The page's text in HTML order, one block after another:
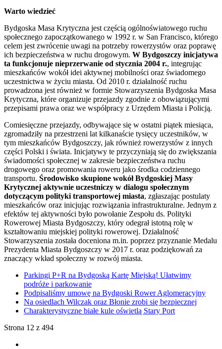
Warto wiedzieć
Bydgoska Masa Krytyczna jest częścią ogólnoświatowego ruchu
społecznego zapoczątkowanego w 1992 r. w San Francisco, którego
celem jest zwrócenie uwagi na potrzeby rowerzystów oraz poprawę
ich bezpieczeństwa w ruchu drogowym. W Bydgoszczy inicjatywa
ta funkcjonuje nieprzerwanie od stycznia 2004 r., integrując
mieszkańców wokół idei aktywnej mobilności oraz świadomego
uczestnictwa w życiu miasta. Od 2010 r. działalność ruchu
prowadzona jest również w formie Stowarzyszenia Bydgoska Masa
Krytyczna, które organizuje przejazdy zgodnie z obowiązującymi
przepisami prawa oraz we współpracy z Urzędem Miasta i Policją.
Comiesięczne przejazdy, odbywające się w ostatni piątek miesiąca,
zgromadziły na przestrzeni lat kilkanaście tysięcy uczestników, w
tym mieszkańców Bydgoszczy, jak również rowerzystów z innych
części Polski i świata. Inicjatywy te przyczyniają się do zwiększania
świadomości społecznej w zakresie bezpieczeństwa ruchu
drogowego oraz promowania roweru jako środka codziennego
transportu. Środowisko skupione wokół Bydgoskiej Masy
Krytycznej aktywnie uczestniczy w dialogu społecznym
dotyczącym polityki transportowej miasta, zgłaszając postulaty
mieszkańców oraz inicjując rozwiązania infrastrukturalne. Jednym z
efektów tej aktywności było powołanie Zespołu ds. Polityki
Rowerowej Miasta Bydgoszczy, który odegrał istotną rolę w
kształtowaniu miejskiej polityki rowerowej. Działalność
Stowarzyszenia została doceniona m.in. poprzez przyznanie Medalu
Prezydenta Miasta Bydgoszczy w 2017 r. oraz podziękowań za
znaczący wkład społeczny w rozwój miasta.
Parkingi P+R na Bydgoską Kartę Miejską! Ułatwimy
podróże i parkowanie
Podpisaliśmy umowę na Bydgoski Rower Aglomeracyjny
Na osiedlach Wilczak oraz Błonie zrobi się bezpiecznej
Charakterystyczne białe kule oświetlą Stary Port
Strona 12 z 494